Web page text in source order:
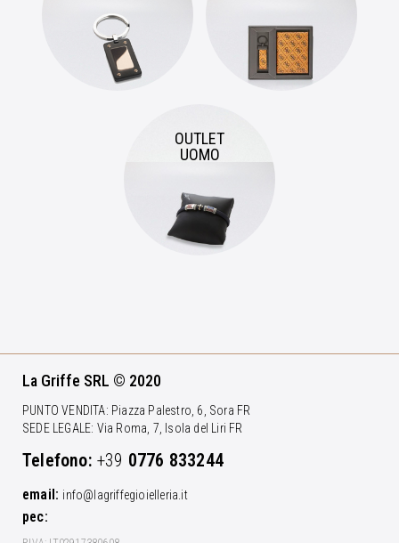
OUTLET
UOMO
La Griffe SRL © 2020
PUNTO VENDITA: Piazza Palestro, 6, Sora FR
SEDE LEGALE: Via Roma, 7, Isola del Liri FR
Telefono: +39 0776 833244
email: info@lagriffegioielleria.it
pec: